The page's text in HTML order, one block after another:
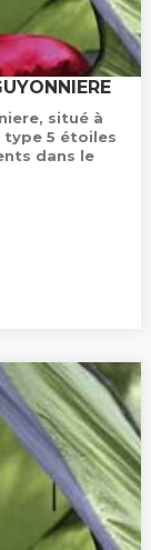
situé à
type 5 étoiles
dans le